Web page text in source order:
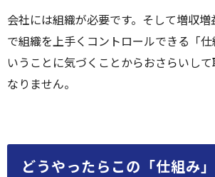
会社には組織が必要です。そして増収
で組織を上手くコントロールできる「
いうことに気づくことからおさらいし
なりません。
どうやったらこの「仕組み